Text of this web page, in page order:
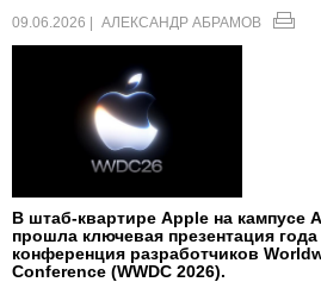
09.06.2026 | АЛЕКСАНДР АБРАМОВ
В штаб-квартире Apple на кампусе
прошла ключевая презентация
конференция разработчиков
Conference (WWDC 2026).